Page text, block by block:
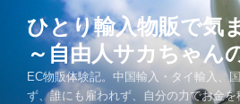
ひとり輸入物販で気
～自由人サカちゃん
EC物販体験記。中国輸入・タイ輸入、
ず、誰にも雇われず、自分の力でお金